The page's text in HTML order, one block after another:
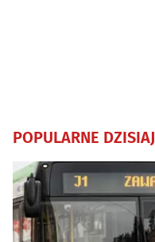
POPULARNE DZISIAJ